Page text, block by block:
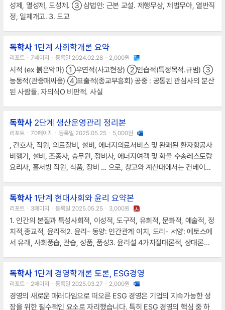
성제, 멸성제, 도성제. ③ 삼법인: 근본 교설. 제행무상, 제법무아, 열반직
정, 일체개고. 3. 도교
독학사 1단계 사회학개론 요약
리포트ㆍ7페이지ㆍ등록일 2024.02.28ㆍ2,000원
시적 (ex 붉은악마) ①우연적(사고현장) ②인습적(특정목적.규범) ③
능동적(관중패싸움) ④표출적(종교부흥회) 공중 : 공통된 관심사의 분산
된 사람들. 자의식O 비판적. 사실
독학사 2단계 생산운영관리 정리본
리포트ㆍ70페이지ㆍ등록일 2025.05.25ㆍ5,000원
, 간호사, 직원, 의료장비, 설비, 에너지의료서비스 및 완쾌된 환자항공사
비행기, 설비, 조종사, 승무원, 정비사, 에너지여객 및 화물 수송레스토랑
요리사, 홀서빙 직원, 식품, 장비 ... 으로, 창고와 계산대에서는 컨베이어
단장비 등
독학사 1단계 현대사회와 윤리 요약본
리포트ㆍ3페이지ㆍ등록일 2025.05.25ㆍ3,000원
1. 인간의 본질과 특성사회적, 이성적, 도구적, 유희적, 문화적, 예술적, 정
치적,종교적, 윤리적2. 윤리- 동양: 인간관계 이치, 도리- 서양: 에토스에
서 유래, 사회풍습, 관습, 성품, 품성3. 윤리설 4가지절대론적, 상대론적,
독학사 1단계 경영학개론 토론, ESG경영
리포트ㆍ2페이지ㆍ등록일 2025.03.27ㆍ2,000원
경영의 새로운 패러다임으로 떠오른 ESG 경영은 기업의 지속가능한 성
장을 위한 필수적인 요소로 자리했습니다. 특히 ESG 경영의 핵심 중 하